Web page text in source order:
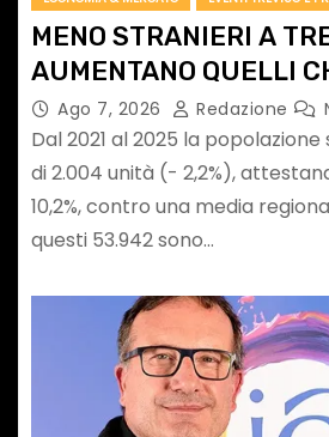
MENO STRANIERI A
AUMENTANO QUELLI
Ago 7, 2026 Redazione
Dal 2021 al 2025 la
di 2.004 unità (- 2,2%),
10,2%, contro una media
questi 53.942 sono…